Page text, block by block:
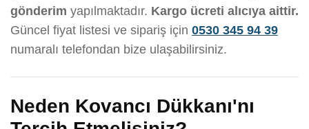
gönderim yapılmaktadır. Kargo ücreti alıcıya aittir.
Güncel fiyat listesi ve sipariş için 0530 345 94 39
numaralı telefondan bize ulaşabilirsiniz.
Neden Kovancı Dükkanı'nı